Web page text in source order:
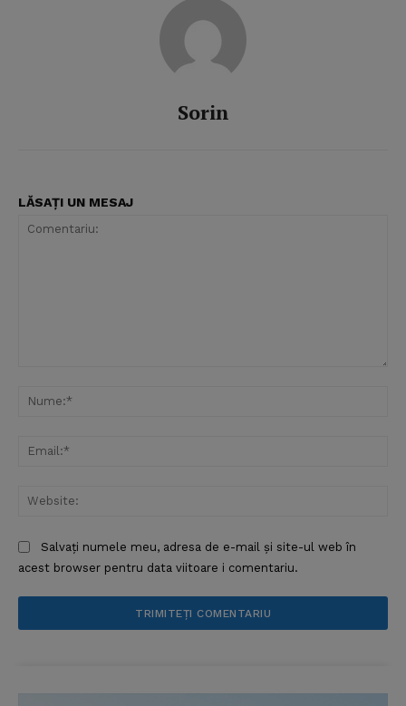
Sorin
LĂSAȚI UN MESAJ
Salvați numele meu, adresa de e-mail și site-ul web în
acest browser pentru data viitoare i comentariu.